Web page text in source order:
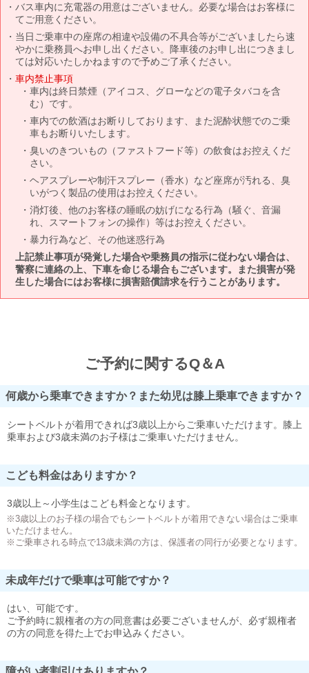
バス車内に充電器の用意はございません。必要な場合はお客様に
てご用意ください。
当日ご乗車中の座席の相違や設備の不具合等がございましたら速
やかに乗務員へお申し出ください。降車後のお申し出につきまし
ては対応いたしかねますので予めご了承ください。
車内禁止事項
車内は終日禁煙（アイコス、グローなどの電子タバコを含
む）です。
車内での飲酒はお断りしております、また泥酔状態でのご乗
車もお断りいたします。
臭いのきついもの（ファストフード等）の飲食はお控えくだ
さい。
ヘアスプレーや制汗スプレー（香水）など座席が汚れる、臭
いがつく製品の使用はお控えください。
消灯後、他のお客様の睡眠の妨げになる行為（騒ぐ、音漏
れ、スマートフォンの操作）等はお控えください。
暴力行為など、その他迷惑行為
上記禁止事項が発覚した場合や乗務員の指示に従わない場合は、
警察に連絡の上、下車を命じる場合もございます。また損害が発
生した場合にはお客様に損害賠償請求を行うことがあります。
ご予約に関するQ＆A
何歳から乗車できますか？また幼児は膝上乗車できますか？
シートベルトが着用できれば3歳以上からご乗車いただけます。膝上
乗車および3歳未満のお子様はご乗車いただけません。
こども料金はありますか？
3歳以上～小学生はこども料金となります。
※3歳以上のお子様の場合でもシートベルトが着用できない場合はご乗車
いただけません。
※ご乗車される時点で13歳未満の方は、保護者の同行が必要となります。
未成年だけで乗車は可能ですか？
はい、可能です。
ご予約時に親権者の方の同意書は必要ございませんが、必ず親権者
の方の同意を得た上でお申込みください。